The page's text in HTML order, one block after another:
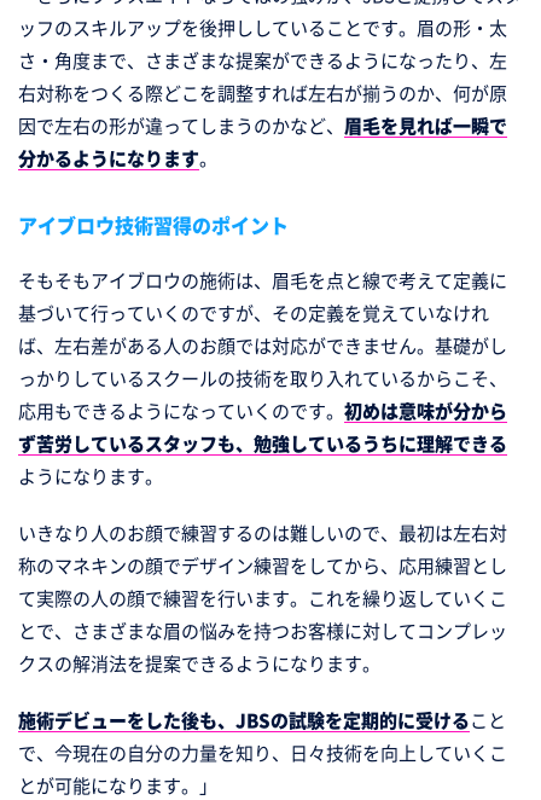
ッフのスキルアップを後押ししていることです。眉の形・太
さ・角度まで、さまざまな提案ができるようになったり、左
右対称をつくる際どこを調整すれば左右が揃うのか、何が原
因で左右の形が違ってしまうのかなど、 眉毛を見れば一瞬で
分かるようになります。
アイブロウ技術習得のポイント
そもそもアイブロウの施術は、眉毛を点と線で考えて定義に
基づいて行っていくのですが、その定義を覚えていなけれ
ば、左右差がある人のお顔では対応ができません。基礎がし
っかりしているスクールの技術を取り入れているからこそ、
応用もできるようになっていくのです。 初めは意味が分から
ず苦労しているスタッフも、勉強しているうちに理解できる
ようになります。
いきなり人のお顔で練習するのは難しいので、最初は左右対
称のマネキンの顔でデザイン練習をしてから、応用練習とし
て実際の人の顔で練習を行います。これを繰り返していくこ
とで、さまざまな眉の悩みを持つお客様に対してコンプレッ
クスの解消法を提案できるようになります。
施術デビューをした後も、JBSの試験を定期的に受けること
で、今現在の自分の力量を知り、日々技術を向上していくこ
とが可能になります。」